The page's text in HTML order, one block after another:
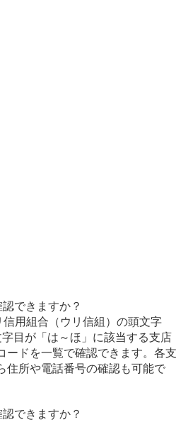
できますか？
用組合（ウリ信組）の頭文字
字目が「は～ほ」に該当する支店
ードを一覧で確認できます。各支
住所や電話番号の確認も可能で
できますか？